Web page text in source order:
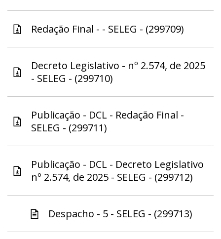
Redação Final - - SELEG - (299709)
Decreto Legislativo - nº 2.574, de 2025
- SELEG - (299710)
Publicação - DCL - Redação Final -
SELEG - (299711)
Publicação - DCL - Decreto Legislativo
nº 2.574, de 2025 - SELEG - (299712)
Despacho - 5 - SELEG - (299713)